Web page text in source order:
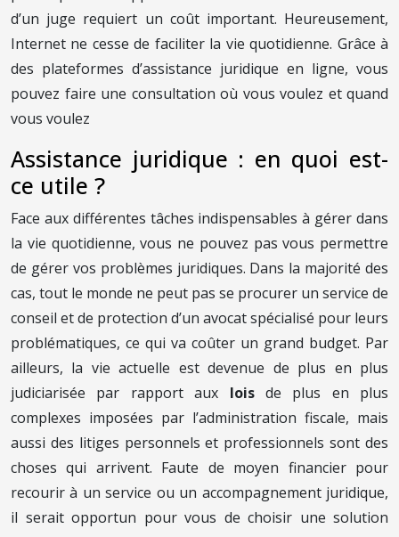
d’un juge requiert un coût important. Heureusement,
Internet ne cesse de faciliter la vie quotidienne. Grâce à
des plateformes d’assistance juridique en ligne, vous
pouvez faire une consultation où vous voulez et quand
vous voulez
Assistance juridique : en quoi est-
ce utile ?
Face aux différentes tâches indispensables à gérer dans
la vie quotidienne, vous ne pouvez pas vous permettre
de gérer vos problèmes juridiques. Dans la majorité des
cas, tout le monde ne peut pas se procurer un service de
conseil et de protection d’un avocat spécialisé pour leurs
problématiques, ce qui va coûter un grand budget. Par
ailleurs, la vie actuelle est devenue de plus en plus
judiciarisée par rapport aux loisde plus en plus
complexes imposées par l’administration fiscale, mais
aussi des litiges personnels et professionnels sont des
choses qui arrivent. Faute de moyen financier pour
recourir à un service ou un accompagnement juridique,
il serait opportun pour vous de choisir une solution